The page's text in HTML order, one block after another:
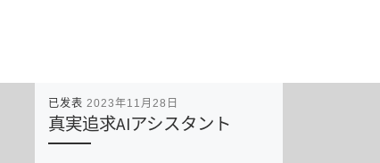
已发表 2023年11月28日
真実追求AIアシスタント